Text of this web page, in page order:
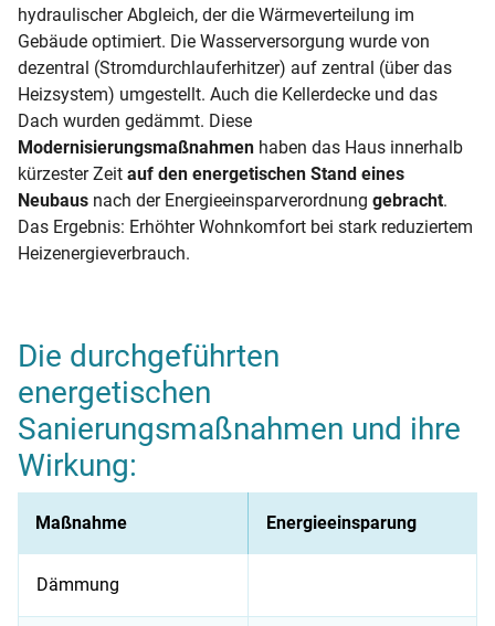
hydraulischer Abgleich, der die Wärmeverteilung im
Gebäude optimiert. Die Wasserversorgung wurde von
dezentral (Stromdurchlauferhitzer) auf zentral (über das
Heizsystem) umgestellt. Auch die Kellerdecke und das
Dach wurden gedämmt. Diese
Modernisierungsmaßnahmen haben das Haus innerhalb
kürzester Zeit auf den energetischen Stand eines
Neubaus nach der Energieeinsparverordnung gebracht.
Das Ergebnis: Erhöhter Wohnkomfort bei stark reduziertem
Heizenergieverbrauch.
Die durchgeführten
energetischen
Sanierungsmaßnahmen und ihre
Wirkung:
Maßnahme Energieeinsparung
Dämmung